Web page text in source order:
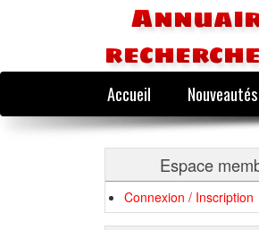
Accueil Nouveautés
Espace
Connexion / Inscription